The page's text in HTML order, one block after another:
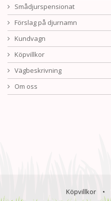
Smådjurspensionat
Förslag på djurnamn
Kundvagn
Köpvillkor
Vägbeskrivning
Om oss
Köpvillkor •